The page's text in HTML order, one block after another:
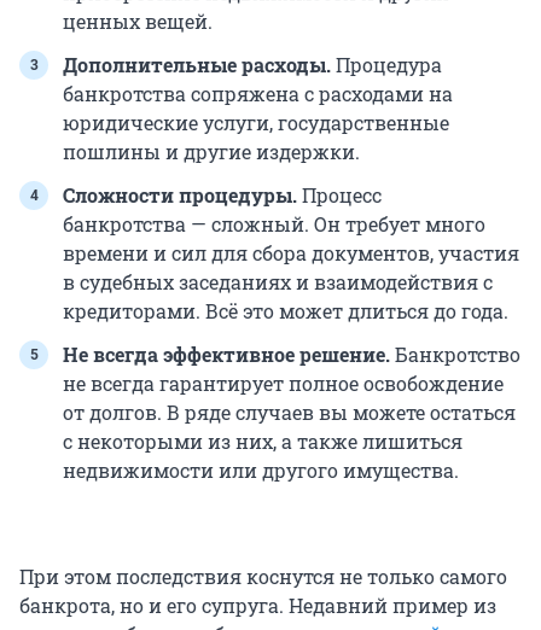
ценных вещей.
Дополнительные расходы.Процедура
банкротства сопряжена с расходами на
юридические услуги, государственные
пошлины и другие издержки.
Сложности процедуры.Процесс
банкротства — сложный. Он требует много
времени и сил для сбора документов, участия
в судебных заседаниях и взаимодействия с
кредиторами. Всё это может длиться до года.
Не всегда эффективное решение.Банкротство
не всегда гарантирует полное освобождение
от долгов. В ряде случаев вы можете остаться
с некоторыми из них, а также лишиться
недвижимости или другого имущества.
При этом последствия коснутся не только самого
банкрота, но и его супруга. Недавний пример из